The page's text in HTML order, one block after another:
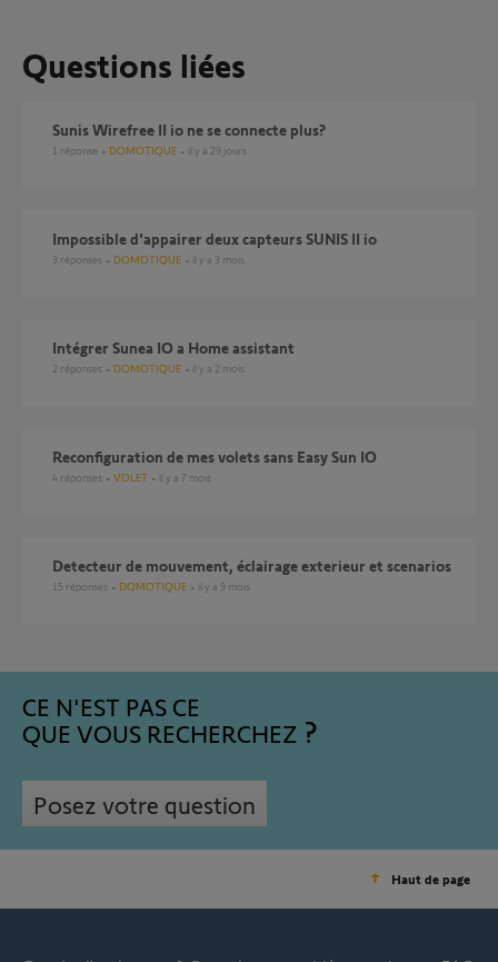
Questions liées
Sunis Wirefree II io ne se connecte plus?
1 réponse DOMOTIQUE il y a 29 jours
Impossible d'appairer deux capteurs SUNIS II io
3 réponses DOMOTIQUE il y a 3 mois
Intégrer Sunea IO a Home assistant
2 réponses DOMOTIQUE il y a 2 mois
Reconfiguration de mes volets sans Easy Sun IO
4 réponses VOLET il y a 7 mois
Detecteur de mouvement, éclairage exterieur et scenarios
15 réponses DOMOTIQUE il y a 9 mois
CE N'EST PAS CE
QUE VOUS RECHERCHEZ
Posez votre question
Haut de page